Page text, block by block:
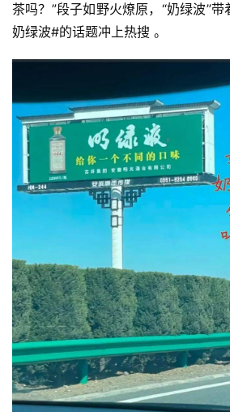
茶吗？”段子如野火燎原，“奶绿波”
奶绿波#的话题冲上热搜 。